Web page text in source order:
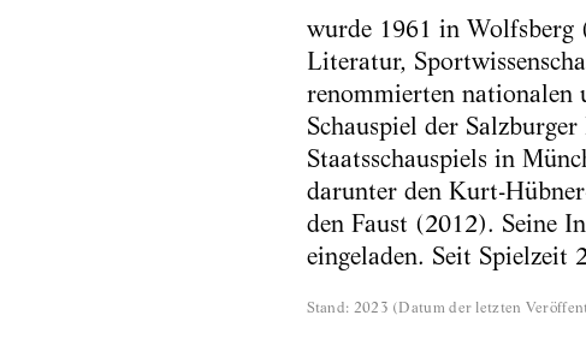
wurde 1961 in Wolfsberg
Literatur,
renommierten nationalen
Schauspiel der
Staatsschauspiels in
darunter den Kurt-
den Faust (2012). Seine
eingeladen. Seit
Stand: 2023 (Datum der letzten